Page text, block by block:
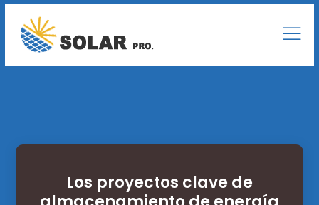
Los proyectos clave de